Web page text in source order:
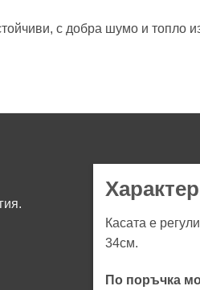
с добра шумо и топло
Касата е
34см.
По поръчка